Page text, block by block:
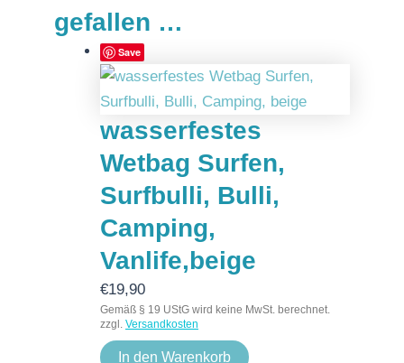
gefallen …
Save
wasserfestes
Wetbag Surfen,
Surfbulli, Bulli,
Camping,
Vanlife,beige
€19,90
Gemäß § 19 UStG wird keine MwSt. berechnet.
zzgl. Versandkosten
In den Warenkorb